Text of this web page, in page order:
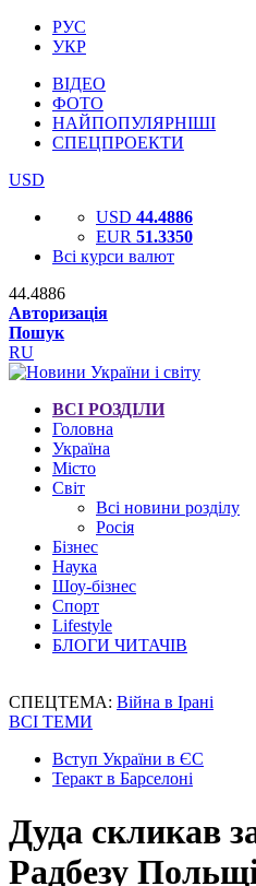
РУС
УКР
ВІДЕО
ФОТО
НАЙПОПУЛЯРНІШІ
СПЕЦПРОЕКТИ
USD
USD 44.4886
EUR 51.3350
Всі курси валют
44.4886
Авторизація
Пошук
RU
ВСІ РОЗДІЛИ
Головна
Україна
Місто
Світ
Всі новини розділу
Росія
Бізнес
Наука
Шоу-бізнес
Спорт
Lifestyle
БЛОГИ ЧИТАЧІВ
СПЕЦТЕМА: Війна в Ірані
ВСІ ТЕМИ
Вступ України в ЄС
Теракт в Барселоні
Дуда скликав
Радбезу